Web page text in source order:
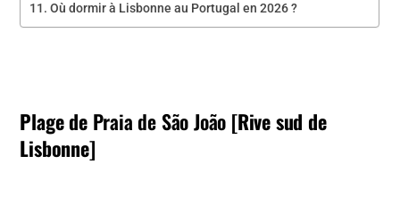
Où dormir à Lisbonne au Portugal en 2026 ?
Plage de Praia de São João [Rive sud de
Lisbonne]